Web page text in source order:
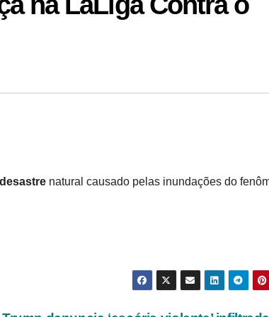
desastre natural causado pelas inundações do